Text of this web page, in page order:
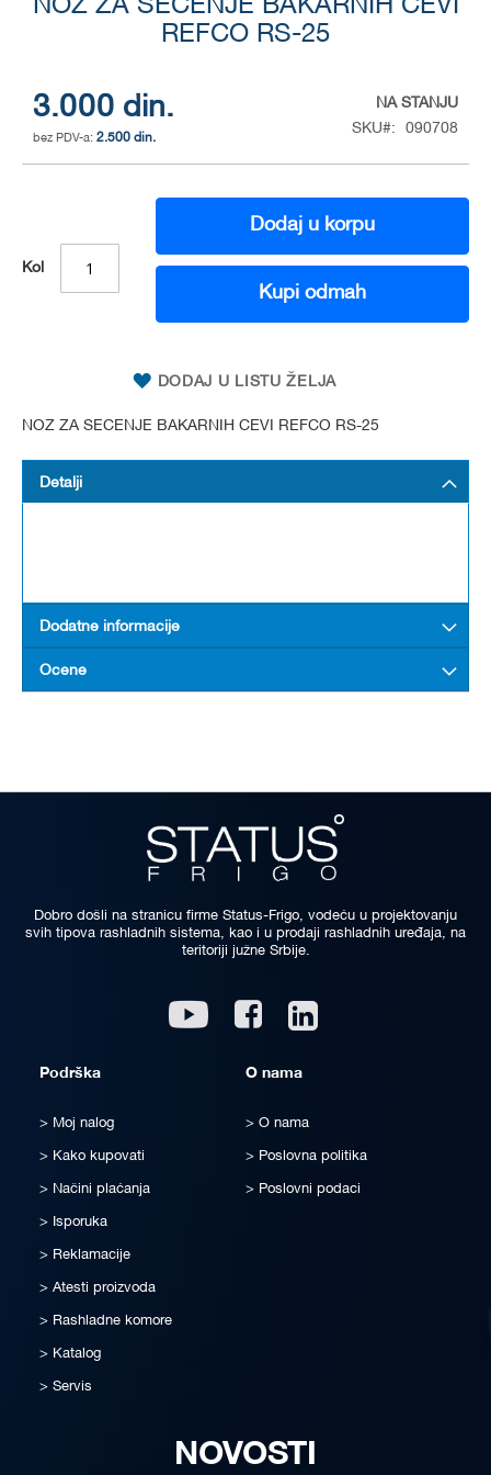
NOZ ZA SECENJE BAKARNIH CEVI
REFCO RS-25
3.000 din.
2.500 din.
NA STANJU
SKU
090708
Kol
Dodaj u korpu
Kupi odmah
DODAJ U LISTU ŽELJA
NOZ ZA SECENJE BAKARNIH CEVI REFCO RS-25
images
gallery
Detalji
Dodatne informacije
Ocene
Dobro došli na stranicu firme Status-Frigo, vodeću u projektovanju
svih tipova rashladnih sistema, kao i u prodaji rashladnih uređaja, na
teritoriji južne Srbije.
Youtube Facebook
Podrška
Moj nalog
Kako kupovati
Načini plaćanja
Isporuka
Reklamacije
Atesti proizvoda
Rashladne komore
Katalog
Servis
O nama
O nama
Poslovna politika
Poslovni podaci
NOVOSTI